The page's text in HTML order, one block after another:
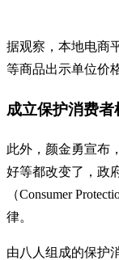
据观察，本地电商
等商品出示单位价
成立保护消费者
此外，颜金勇宣布
好等都改变了，政
（Consumer
律。
由八人组成的保护